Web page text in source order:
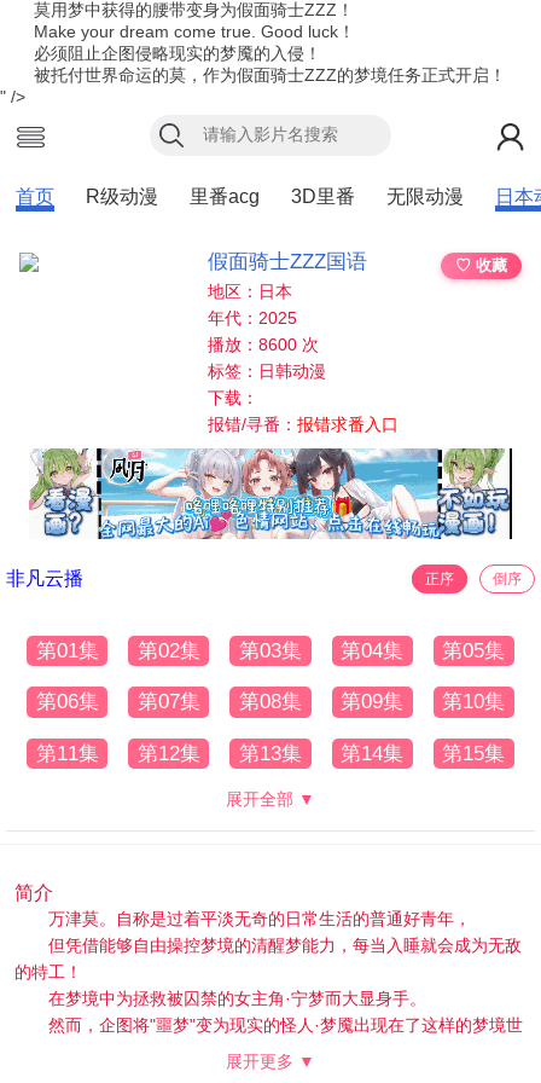
莫用梦中获得的腰带变身为假面骑士ZZZ！
Make your dream come true. Good luck！
必须阻止企图侵略现实的梦魇的入侵！
被托付世界命运的莫，作为假面骑士ZZZ的梦境任务正式开启！
" />
首页 R级动漫 里番acg 3D里番 无限动漫 日本
假面骑士ZZZ国语
♡ 收藏
地区：日本
年代：2025
播放：8600 次
标签：日韩动漫
下载：
报错/寻番：报错求番入口
非凡云播 正序 倒序
第01集 第02集 第03集 第04集 第05集
第06集 第07集 第08集 第09集 第10集
第11集 第12集 第13集 第14集 第15集
展开全部 ▼
简介
万津莫。自称是过着平淡无奇的日常生活的普通好青年，
但凭借能够自由操控梦境的清醒梦能力，每当入睡就会成为无敌
的特工！
在梦境中为拯救被囚禁的女主角·宁梦而大显身手。
然而，企图将"噩梦"变为现实的怪人·梦魇出现在了这样的梦境世
展开更多 ▼